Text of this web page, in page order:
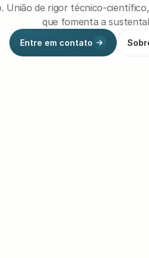
União de rigor técnico-
que fomenta a
Entre em contato